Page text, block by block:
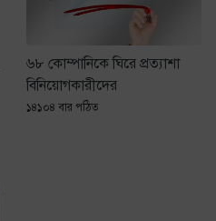
৬৮ কোম্পানিকে ঘিরে প্রত্যাশা
বিনিয়োগকারীদের
১৪১০৪ বার পঠিত